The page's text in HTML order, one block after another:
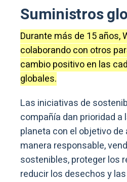
Suministros
Durante más de 15 años,
colaborando con otros
cambio positivo en las
globales.
Las iniciativas de
compañía dan prioridad a
planeta con el objetivo
manera responsable,
sostenibles, proteger los
reducir los desechos y